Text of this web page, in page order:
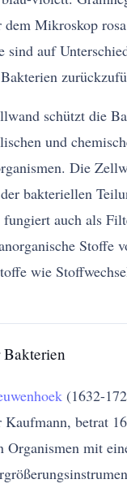
dem Mikroskop
sind auf
schützt die
und
Die
bakteriellen
auch als
Stoffe
wie
Bakterien
(1632-
Kaufmann, betrat
Organismen mit